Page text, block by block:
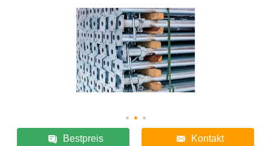
Bestpreis Kontakt